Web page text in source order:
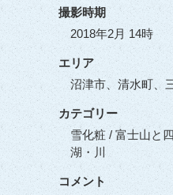
撮影時期
2018年2月 14時
エリア
沼津市、清水町、
カテゴリー
雪化粧 / 富士山と
湖・川
コメント